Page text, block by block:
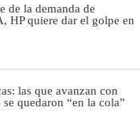
de la demanda de
HP quiere dar el golpe en
las que avanzan con
quedaron “en la cola”